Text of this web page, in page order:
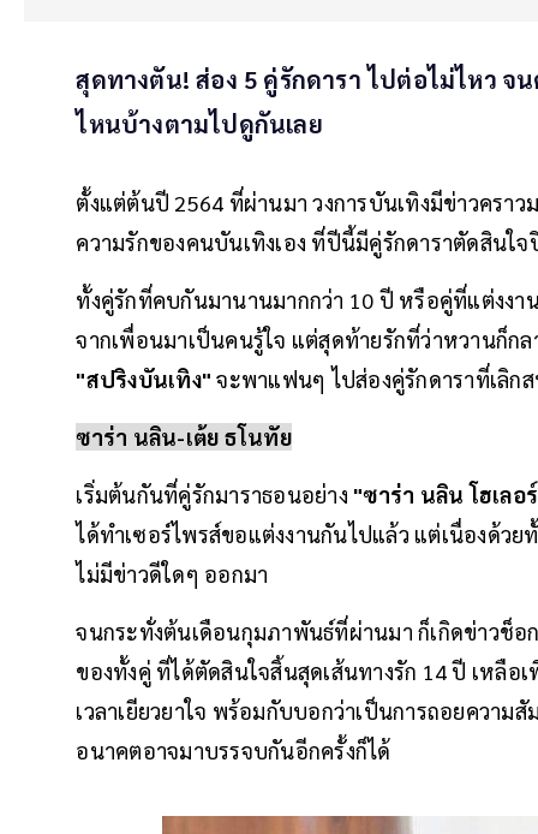
สุดทางตัน! ส่อง 5 คู่รักดารา ไปต่อไม่ไหว
ไหนบ้างตามไปดูกันเลย
ตั้งแต่ต้นปี 2564 ที่ผ่านมา วงการบันเทิงมีข่าวครา
ความรักของคนบันเทิงเอง ที่ปีนี้มีคู่รักดาราตัดสินใ
ทั้งคู่รักที่คบกันมานานมากกว่า 10 ปี หรือคู่ที่แต่ง
จากเพื่อนมาเป็นคนรู้ใจ แต่สุดท้ายรักที่ว่าหวานก็ก
"สปริงบันเทิง" จะพาแฟนๆ ไปส่องคู่รักดาราที่เลิก
ซาร่า นลิน-เต้ย ธโนทัย
เริ่มต้นกันที่คู่รักมาราธอนอย่าง "ซาร่า นลิน โฮเลอ
ได้ทำเซอร์ไพรส์ขอแต่งงานกันไปแล้ว แต่เนื่องด้วย
ไม่มีข่าวดีใดๆ ออกมา
จนกระทั่งต้นเดือนกุมภาพันธ์ที่ผ่านมา ก็เกิดข่าวช็
ของทั้งคู่ ที่ได้ตัดสินใจสิ้นสุดเส้นทางรัก 14 ปี เหลือ
เวลาเยียวยาใจ พร้อมกับบอกว่าเป็นการถอยควา
อนาคตอาจมาบรรจบกันอีกครั้งก็ได้